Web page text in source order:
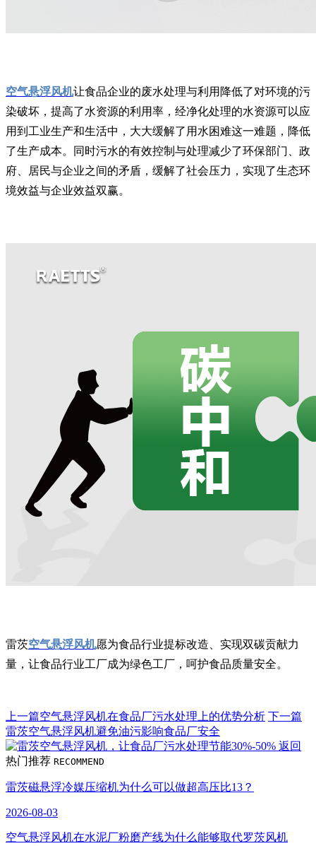
空气悬浮风机让食品企业的废水处理与利用降低了对环境的污
染破坏，提高了水资源的利用率，经净化处理的水资源可以应
用到工业生产和生活中，大大缓解了用水困难这一难题，降低
了生产成本。同时污水的有效控制与处理减少了环保部门、政
府、居民与企业之间的矛盾，缓解了社会压力，实现了生态环
境效益与企业效益双赢。
雷茨空气悬浮风机愿为食品行业提标改造、实现双碳贡献力
量，让食品行业工厂成为绿色工厂，呵护食品质量安全。
上一篇空气悬浮风机在食品厂污水处理上的优势分析 下一篇
雷茨空气悬浮风机避免油污影响食品厂安全
返回
热门推荐 RECOMMEND
雷茨磁悬浮冷媒压缩机为什么可以做超高压比13？
2026-08-03
空气悬浮风机在水泥厂粉磨产线为什么能够取代罗茨风机